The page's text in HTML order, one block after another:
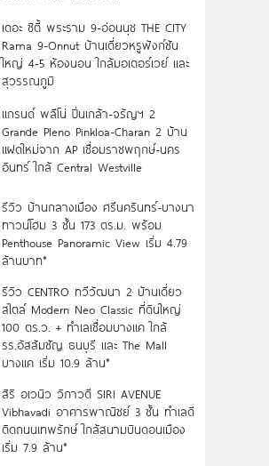
เดอะ ซิตี้ พระราม 9-อ่อนนุช THE CITY
Rama 9-Onnut บ้านเดี่ยวหรูฟังก์ชัน
ใหญ่ 4-5 ห้องนอน ใกล้มอเตอร์เวย์ และ
สุวรรณภูมิ
แกรนด์ พลีโน่ ปิ่นเกล้า-จรัญฯ 2
Grande Pleno Pinkloa-Charan 2 บ้าน
แฝดใหม่จาก AP เชื่อมราชพฤกษ์-นคร
อินทร์ ใกล้ Central Westville
รีวิว บ้านกลางเมือง ศรีนครินทร์-บางนา
ทาวน์โฮม 3 ชั้น 173 ตร.ม. พร้อม
Penthouse Panoramic View เริ่ม 4.79
ล้านบาท*
รีวิว CENTRO ทวีวัฒนา 2 บ้านเดี่ยว
สไตล์ Modern Neo Classic ที่ดินใหญ่
100 ตร.ว. + ทำเลเชื่อมบางแค ใกล้
รร.อัสสัมชัญ ธนบุรี และ The Mall
บางแค เริ่ม 10.9 ล้าน*
สิริ อเวนิว วิภาวดี SIRI AVENUE
Vibhavadi อาคารพาณิชย์ 3 ชั้น ทำเลดี
ติดถนนเทพรักษ์ ใกล้สนามบินดอนเมือง
เริ่ม 7.9 ล้าน*